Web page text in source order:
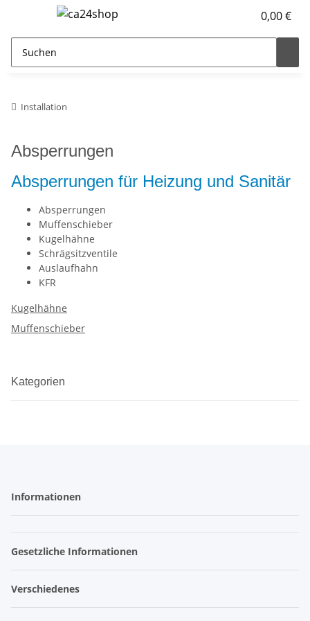
0,00 €
Installation
Absperrungen
Absperrungen für Heizung und Sanitär
Absperrungen
Muffenschieber
Kugelhähne
Schrägsitzventile
Auslaufhahn
KFR
Kugelhähne
Muffenschieber
Kategorien
Informationen
Gesetzliche Informationen
Verschiedenes